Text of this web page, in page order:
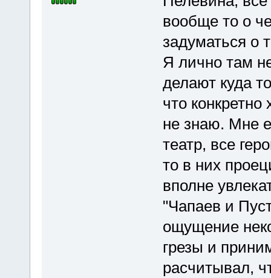
вообще то о
задуматься о
Я лично там
делают куда
что
не знаю. Мне
театр, все
то в них
вполне
"Чапаев и
ощущение
грезы и
расчитывал,